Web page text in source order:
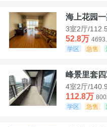
海上花园
3室2厅/
52.8万
学区
急售
4室2厅/
112.8万
学区
急售